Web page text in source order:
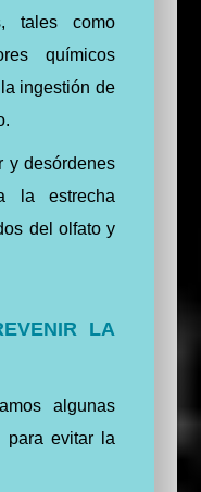
tales como
químicos
ingestión de
y desórdenes
la estrecha
del olfato y
LA
algunas
para evitar la